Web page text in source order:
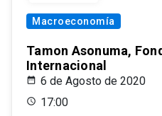
Macroeconomía
Tamon Asonuma,
Internacional
6 de Agosto de 2020
17:00